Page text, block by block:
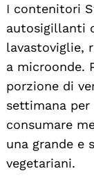
I contenitori
autosigillanti
lavastoviglie,
a microonde.
porzione di
settimana
consumare
una grande e
vegetariani.